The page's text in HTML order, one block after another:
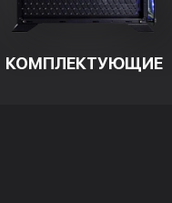
КОМПЛЕКТУЮЩИЕ